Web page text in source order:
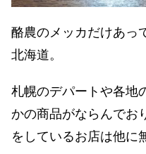
酪農のメッカだけあっ
北海道。
札幌のデパートや各地
かの商品がならんでお
をしているお店は他